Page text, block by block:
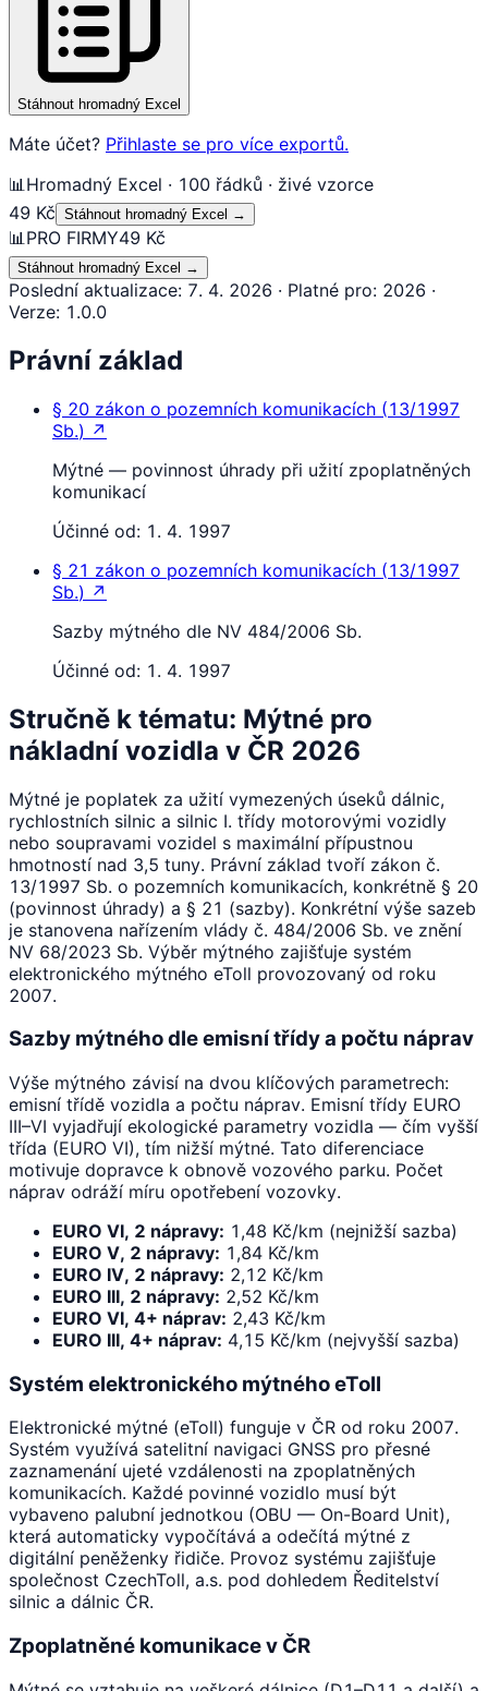
Stáhnout hromadný Excel
Máte účet? Přihlaste se pro více exportů.
📊 Hromadný Excel · 100 řádků · živé vzorce
49 Kč Stáhnout hromadný Excel →
📊 PRO FIRMY49 Kč
Stáhnout hromadný Excel →
Poslední aktualizace: 7. 4. 2026 · Platné pro: 2026 ·
Verze: 1.0.0
Právní základ
§ 20 zákon o pozemních komunikacích (13/1997
Sb.) ↗
Mýtné — povinnost úhrady při užití zpoplatněných
komunikací
Účinné od: 1. 4. 1997
§ 21 zákon o pozemních komunikacích (13/1997
Sb.) ↗
Sazby mýtného dle NV 484/2006 Sb.
Účinné od: 1. 4. 1997
Stručně k tématu: Mýtné pro
nákladní vozidla v ČR 2026
Mýtné je poplatek za užití vymezených úseků dálnic,
rychlostních silnic a silnic I. třídy motorovými vozidly
nebo soupravami vozidel s maximální přípustnou
hmotností nad 3,5 tuny. Právní základ tvoří zákon č.
13/1997 Sb. o pozemních komunikacích, konkrétně § 20
(povinnost úhrady) a § 21 (sazby). Konkrétní výše sazeb
je stanovena nařízením vlády č. 484/2006 Sb. ve znění
NV 68/2023 Sb. Výběr mýtného zajišťuje systém
elektronického mýtného eToll provozovaný od roku
2007.
Sazby mýtného dle emisní třídy a počtu náprav
Výše mýtného závisí na dvou klíčových parametrech:
emisní třídě vozidla a počtu náprav. Emisní třídy EURO
III–VI vyjadřují ekologické parametry vozidla — čím vyšší
třída (EURO VI), tím nižší mýtné. Tato diferenciace
motivuje dopravce k obnově vozového parku. Počet
náprav odráží míru opotřebení vozovky.
EURO VI, 2 nápravy: 1,48 Kč/km (nejnižší sazba)
EURO V, 2 nápravy: 1,84 Kč/km
EURO IV, 2 nápravy: 2,12 Kč/km
EURO III, 2 nápravy: 2,52 Kč/km
EURO VI, 4+ náprav: 2,43 Kč/km
EURO III, 4+ náprav: 4,15 Kč/km (nejvyšší sazba)
Systém elektronického mýtného eToll
Elektronické mýtné (eToll) funguje v ČR od roku 2007.
Systém využívá satelitní navigaci GNSS pro přesné
zaznamenání ujeté vzdálenosti na zpoplatněných
komunikacích. Každé povinné vozidlo musí být
vybaveno palubní jednotkou (OBU — On-Board Unit),
která automaticky vypočítává a odečítá mýtné z
digitální peněženky řidiče. Provoz systému zajišťuje
společnost CzechToll, a.s. pod dohledem Ředitelství
silnic a dálnic ČR.
Zpoplatněné komunikace v ČR